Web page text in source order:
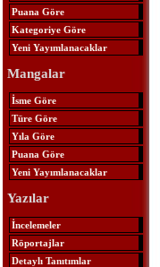
Puana Göre
Kategoriye Göre
Yeni Yayımlanacaklar
Mangalar
İsme Göre
Türe Göre
Yıla Göre
Puana Göre
Yeni Yayımlanacaklar
Yazılar
İncelemeler
Röportajlar
Detaylı Tanıtımlar